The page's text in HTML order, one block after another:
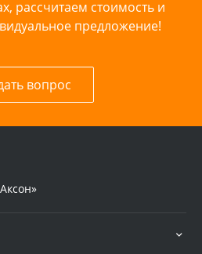
рассчитаем стоимость и
предложение!
вопрос